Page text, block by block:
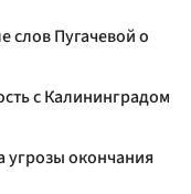
слов Пугачевой о
с Калининградом
угрозы окончания